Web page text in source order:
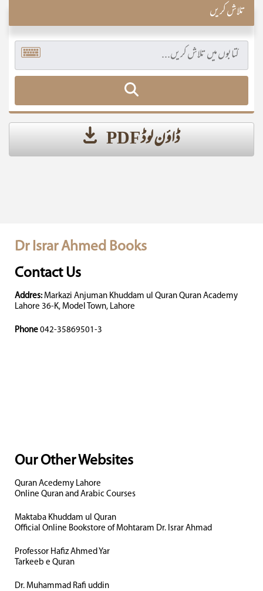
تلاش کریں
ڈاؤن لوڈ PDF
Dr Israr Ahmed Books
Contact Us
Addres: Markazi Anjuman Khuddam ul Quran Quran Academy
Lahore 36-K, Model Town, Lahore
Phone 042-35869501-3
Our Other Websites
Quran Acedemy Lahore
Online Quran and Arabic Courses
Maktaba Khuddam ul Quran
Official Online Bookstore of Mohtaram Dr. Israr Ahmad
Professor Hafiz Ahmed Yar
Tarkeeb e Quran
Dr. Muhammad Rafi uddin